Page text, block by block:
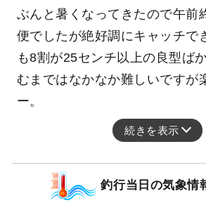
ぶんと暑くなってきたので午前
便でしたが絶好調にキャッチで
も8割が25センチ以上の良型ば
むまではなかなか難しいですが
ー。
続きを表示
釣行当日の気象情